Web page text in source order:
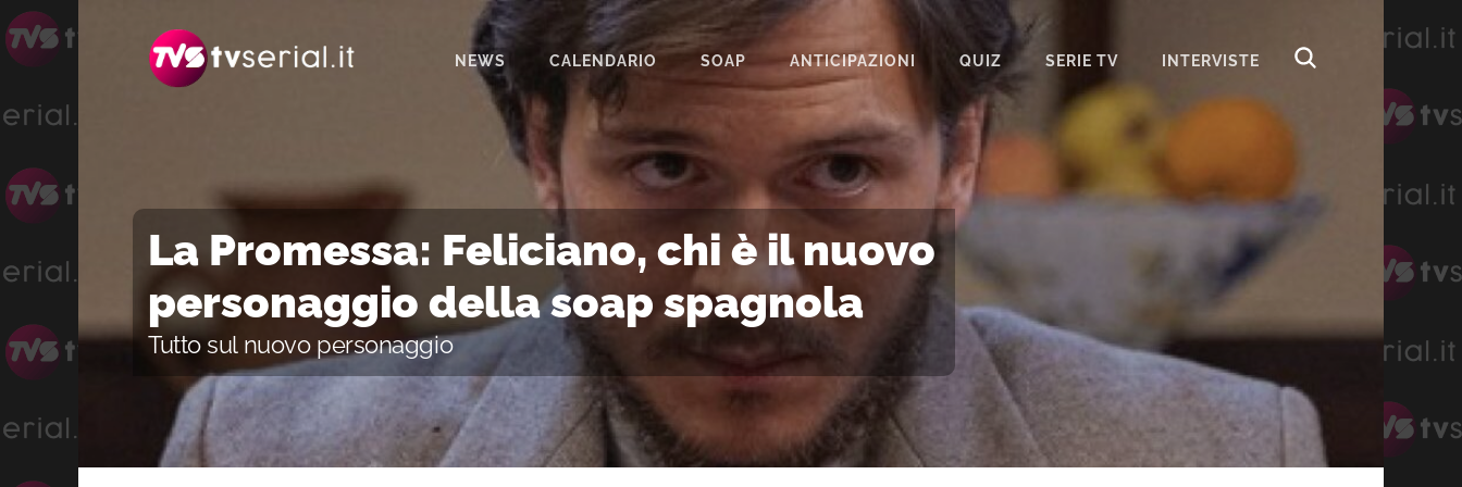
navigazione
contenuto
NEWS CALENDARIO SOAP
BEAUTIFUL
IL PARADISO DELLE SIGNORE
SEGRETI DI FAMIGLIA
TEMPESTA D’AMORE
UN POSTO AL SOLE
ANTICIPAZIONI QUIZ SERIE TV INTERVISTE
La Promessa: Feliciano, chi è il nuovo
personaggio della soap spagnola
Tutto sul nuovo personaggio